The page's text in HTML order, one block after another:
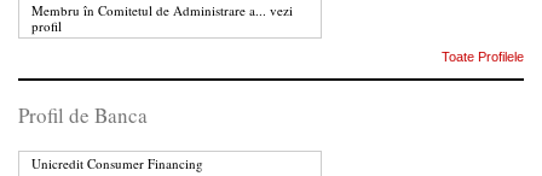
Membru în Comitetul de Administrare a... vezi
profil
Toate Profilele
Profil de Banca
Unicredit Consumer Financing